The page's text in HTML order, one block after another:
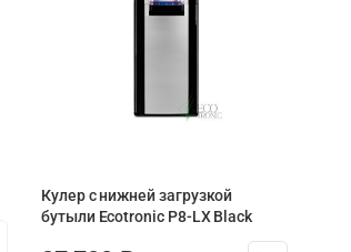
Кулер с нижней загрузкой
бутыли Ecotronic P8-LX Black